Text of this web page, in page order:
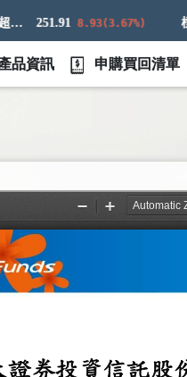
數 251.91 8.93(3.67%)
品資訊 申購買回清單